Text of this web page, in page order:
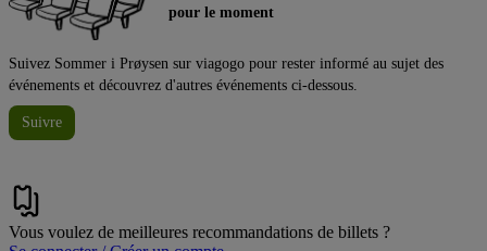
pour le moment
Suivez Sommer i Prøysen sur viagogo pour rester informé au sujet des
événements et découvrez d'autres événements ci-dessous.
Suivre
Vous voulez de meilleures recommandations de billets ?